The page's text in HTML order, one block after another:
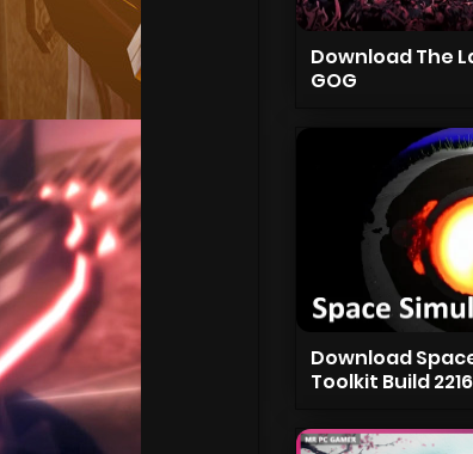
Download The
GOG
Download
Toolkit Build